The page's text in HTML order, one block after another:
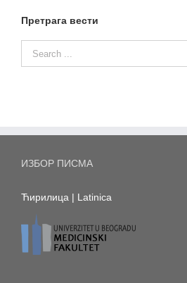
Претрага вести
ИЗБОР ПИСМА
Ћирилица | Latinica